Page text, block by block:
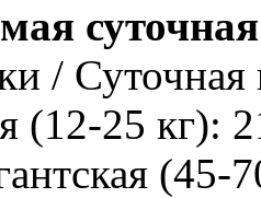
/
(12-25 кг):
(45-